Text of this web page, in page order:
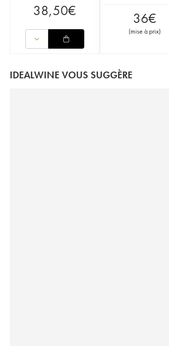
38,50€ 36€
(mise à prix)
IDEALWINE VOUS SUGGÈRE